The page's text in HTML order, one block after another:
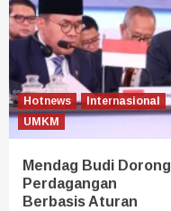
Hotnews
Internasional
UMKM
Mendag Budi Dorong
Perdagangan
Berbasis Aturan